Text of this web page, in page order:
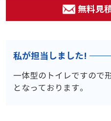
無料見
私が担当しました!
一体型のトイレですので
となっております。